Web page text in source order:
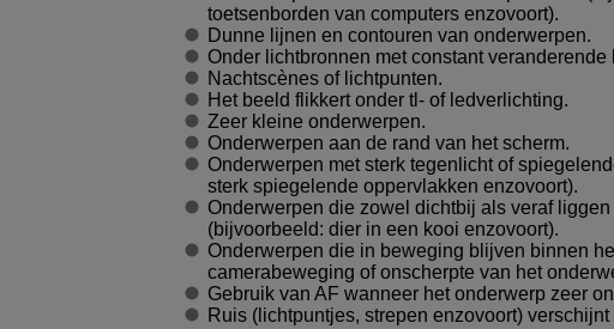
toetsenborden van computers enzovoort).
Dunne lijnen en contouren van onderwerpen.
Onder lichtbronnen met constant
Nachtscènes of lichtpunten.
Het beeld flikkert onder tl- of ledverlichting.
Zeer kleine onderwerpen.
Onderwerpen aan de rand van het scherm.
Onderwerpen met sterk tegenlicht of
sterk spiegelende oppervlakken enzovoort).
Onderwerpen die zowel dichtbij als veraf
(bijvoorbeeld: dier in een kooi enzovoort).
Onderwerpen die in beweging blijven binnen
camerabeweging of onscherpte van het
Gebruik van AF wanneer het onderwerp zeer
Ruis (lichtpuntjes, strepen enzovoort)